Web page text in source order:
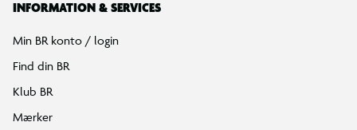
INFORMATION & SERVICES
Min BR konto / login
Find din BR
Klub BR
Mærker